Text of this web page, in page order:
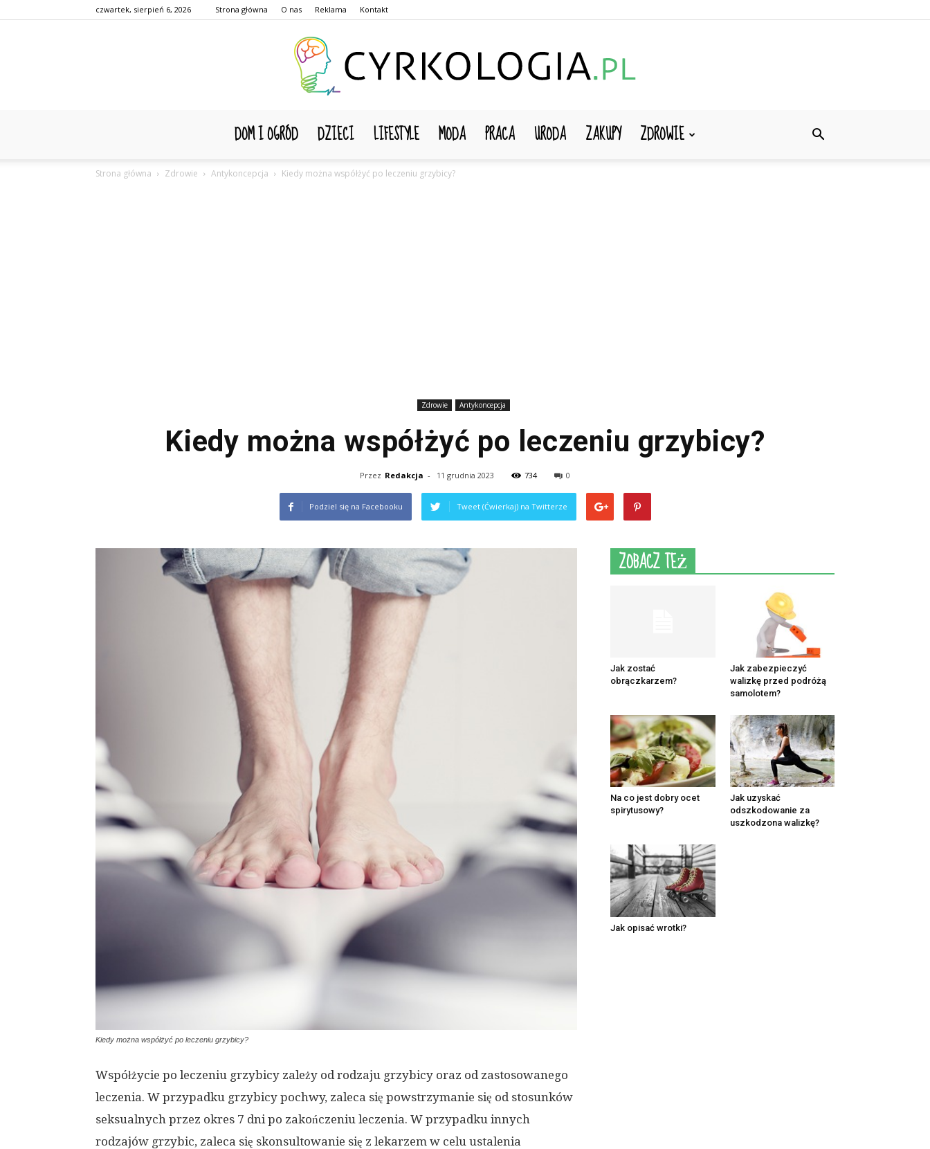
czwartek, sierpień 6, 2026 Strona główna O nas Reklama Kontakt
Cyrkologia.pl
DOM I OGRÓD DZIECI LIFESTYLE MODA PRACA URODA ZAKUPY ZDROWIE
Strona główna Zdrowie Antykoncepcja Kiedy można współżyć po leczeniu grzybicy?
Zdrowie Antykoncepcja
Kiedy można współżyć po leczeniu grzybicy?
Przez Redakcja - 11 grudnia 2023 734 0
Podziel się na Facebooku Tweet (Ćwierkaj) na Twitterze
Kiedy można współżyć po leczeniu grzybicy?
Współżycie po leczeniu grzybicy zależy od rodzaju grzybicy oraz od zastosowanego
leczenia. W przypadku grzybicy pochwy, zaleca się powstrzymanie się od stosunków
seksualnych przez okres 7 dni po zakończeniu leczenia. W przypadku innych
rodzajów grzybic, zaleca się skonsultowanie się z lekarzem w celu ustalenia
ZOBACZ TEŻ
Jak zostać
obrączkarzem?
Jak zabezpieczyć
walizkę przed podróżą
samolotem?
Na co jest dobry ocet
spirytusowy?
Jak uzyskać
odszkodowanie za
uszkodzona walizkę?
Jak opisać wrotki?